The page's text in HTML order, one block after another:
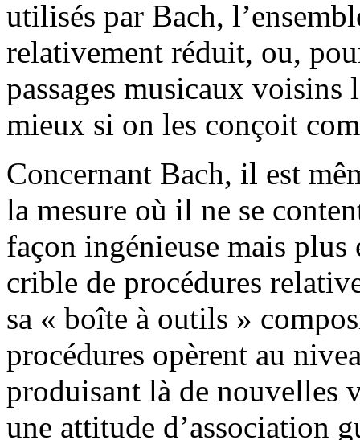
utilisés par Bach,
relativement réduit, ou,
passages musicaux voisins
mieux si on les conçoit
Concernant Bach, il est
la mesure où il ne se
façon ingénieuse mais plus
crible de procédures
sa « boîte à outils »
procédures opèrent au
produisant là de nouvelles
une attitude d’association